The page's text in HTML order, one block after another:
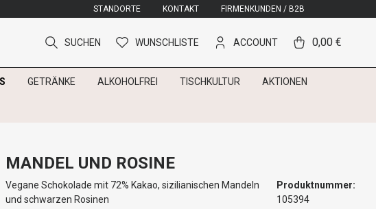
STANDORTE KONTAKT FIRMENKUNDEN / B2B
SUCHEN WUNSCHLISTE ACCOUNT 0,00 €
GETRÄNKE ALKOHOLFREI TISCHKULTUR AKTIONEN
MANDEL UND ROSINE
Vegane Schokolade mit 72% Kakao, sizilianischen Mandeln
und schwarzen Rosinen
Produktnummer:
105394